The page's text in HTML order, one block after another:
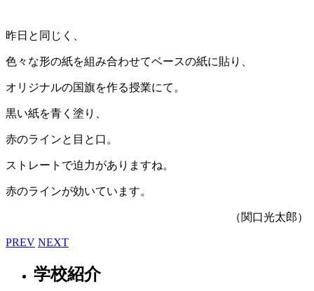
昨日と同じく、
色々な形の紙を組み合わせてベースの紙に貼り、
オリジナルの国旗を作る授業にて。
黒い紙を青く塗り、
赤のラインと目と口。
ストレートで迫力がありますね。
赤のラインが効いています。
（関口光太郎）
PREV NEXT
学校紹介